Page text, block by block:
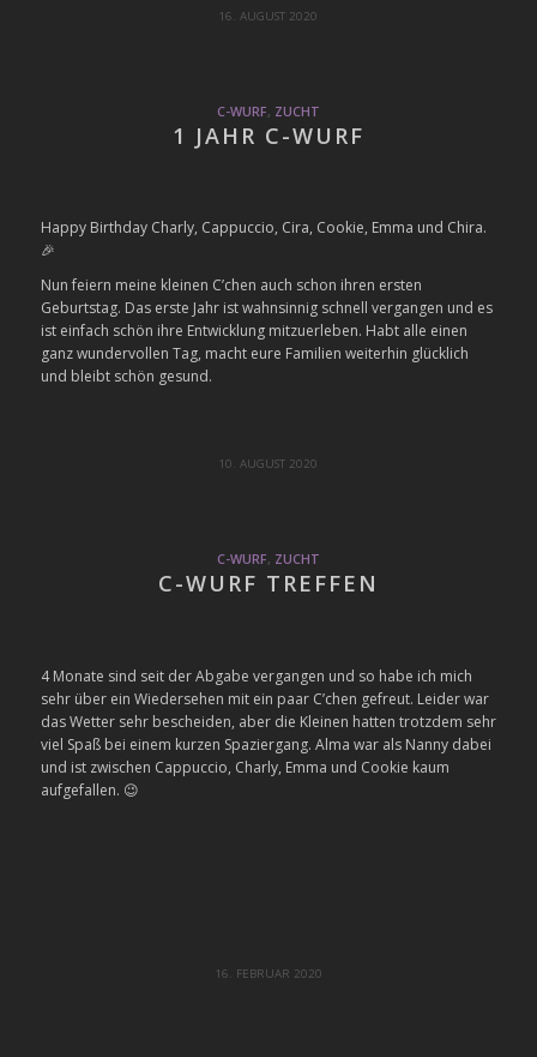
16. AUGUST 2020
C-WURF, ZUCHT
1 JAHR C-WURF
Happy Birthday Charly, Cappuccio, Cira, Cookie, Emma und Chira.
🎉
Nun feiern meine kleinen C’chen auch schon ihren ersten
Geburtstag. Das erste Jahr ist wahnsinnig schnell vergangen und es
ist einfach schön ihre Entwicklung mitzuerleben. Habt alle einen
ganz wundervollen Tag, macht eure Familien weiterhin glücklich
und bleibt schön gesund.
10. AUGUST 2020
C-WURF, ZUCHT
C-WURF TREFFEN
4 Monate sind seit der Abgabe vergangen und so habe ich mich
sehr über ein Wiedersehen mit ein paar C’chen gefreut. Leider war
das Wetter sehr bescheiden, aber die Kleinen hatten trotzdem sehr
viel Spaß bei einem kurzen Spaziergang. Alma war als Nanny dabei
und ist zwischen Cappuccio, Charly, Emma und Cookie kaum
aufgefallen. 😉
16. FEBRUAR 2020